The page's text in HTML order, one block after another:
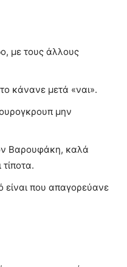
με τους άλλους
κάνανε μετά «ναι».
μην
Βαρουφάκη, καλά
είναι που απαγορεύανε